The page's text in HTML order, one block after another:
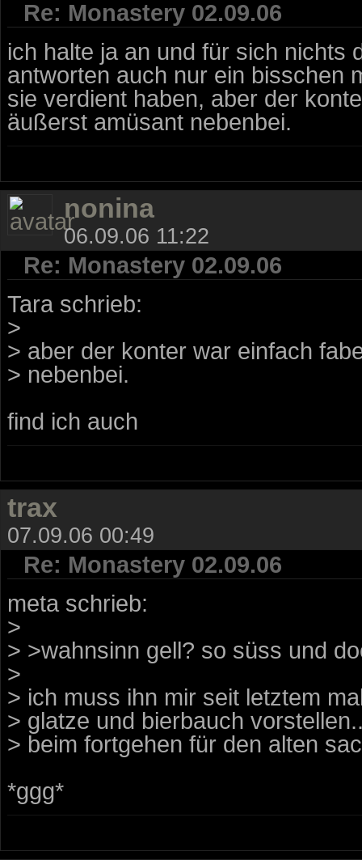
Re: Monastery 02.09.06
ich halte ja an und für sich nichts
antworten auch nur ein bisschen
sie verdient haben, aber der
äußerst amüsant nebenbei.
nonina
06.09.06 11:22
Re: Monastery 02.09.06
Tara schrieb:
>
> aber der konter war einfach
> nebenbei.
find ich auch
trax
07.09.06 00:49
Re: Monastery 02.09.06
meta schrieb:
>
> >wahnsinn gell? so süss und
>
> ich muss ihn mir seit letztem
> glatze und bierbauch
> beim fortgehen für den alten
*ggg*